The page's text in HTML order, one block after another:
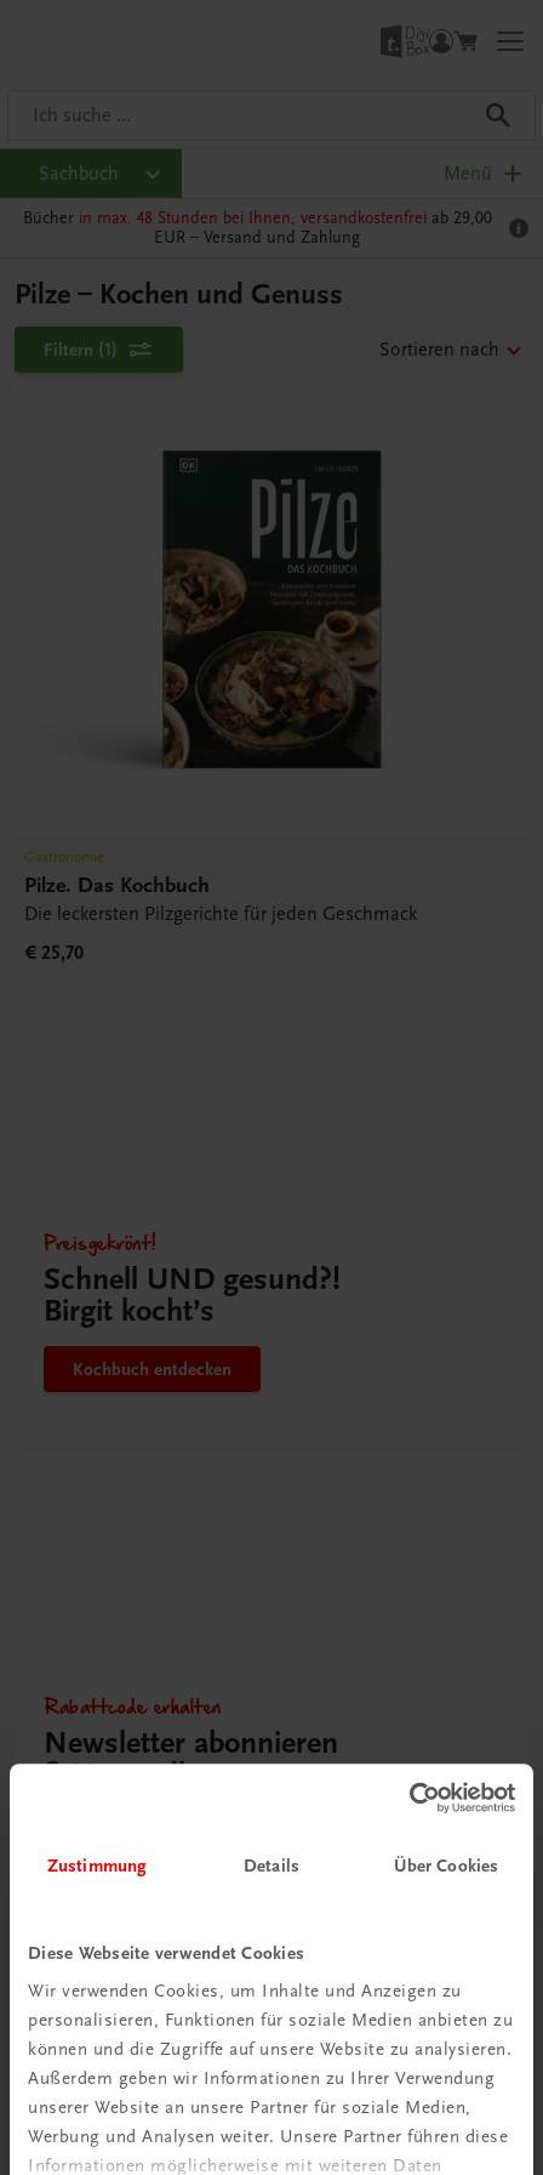
Zustimmung Details Über Cookies
Diese Webseite verwendet Cookies
Wir verwenden Cookies, um Inhalte und Anzeigen zu
personalisieren, Funktionen für soziale Medien anbieten zu
können und die Zugriffe auf unsere Website zu analysieren.
Außerdem geben wir Informationen zu Ihrer Verwendung
unserer Website an unsere Partner für soziale Medien,
Werbung und Analysen weiter. Unsere Partner führen diese
Informationen möglicherweise mit weiteren Daten
Sachbuch Menü
Bücher in max. 48 Stunden bei Ihnen, versandkostenfrei ab 29,00
EUR – Versand und Zahlung
Pilze – Kochen und Genuss
Filtern (1) Sortieren nach
Gastronomie
Pilze. Das Kochbuch
Die leckersten Pilzgerichte für jeden Geschmack
€ 25,70
Preisgekrönt!
Schnell UND gesund?!
Birgit kocht’s
Kochbuch entdecken
Rabattcode erhalten
Newsletter abonnieren
& Versandkosten sparen
Herzlich willkommen bei TRAUNER!
Wir über uns